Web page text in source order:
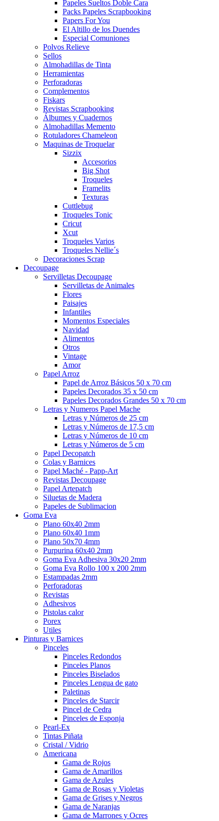
Papeles Sueltos Doble Cara
Packs Papeles Scrapbooking
Papers For You
El Altillo de los Duendes
Especial Comuniones
Polvos Relieve
Sellos
Almohadillas de Tinta
Herramientas
Perforadoras
Complementos
Fiskars
Revistas Scrapbooking
Álbumes y Cuadernos
Almohadillas Memento
Rotuladores Chameleon
Maquinas de Troquelar
Sizzix
Accesorios
Big Shot
Troqueles
Framelits
Texturas
Cuttlebug
Troqueles Tonic
Cricut
Xcut
Troqueles Varios
Troqueles Nellie´s
Decoraciones Scrap
Decoupage
Servilletas Decoupage
Servilletas de Animales
Flores
Paisajes
Infantiles
Momentos Especiales
Navidad
Alimentos
Otros
Vintage
Amor
Papel Arroz
Papel de Arroz Básicos 50 x 70 cm
Papeles Decorados 35 x 50 cm
Papeles Decorados Grandes 50 x 70 cm
Letras y Numeros Papel Mache
Letras y Números de 25 cm
Letras y Números de 17,5 cm
Letras y Números de 10 cm
Letras y Números de 5 cm
Papel Decopatch
Colas y Barnices
Papel Maché - Papp-Art
Revistas Decoupage
Papel Artepatch
Siluetas de Madera
Papeles de Sublimacion
Goma Eva
Plano 60x40 2mm
Plano 60x40 1mm
Plano 50x70 4mm
Purpurina 60x40 2mm
Goma Eva Adhesiva 30x20 2mm
Goma Eva Rollo 100 x 200 2mm
Estampadas 2mm
Perforadoras
Revistas
Adhesivos
Pistolas calor
Porex
Utiles
Pinturas y Barnices
Pinceles
Pinceles Redondos
Pinceles Planos
Pinceles Biselados
Pinceles Lengua de gato
Paletinas
Pinceles de Starcir
Pincel de Cedra
Pinceles de Esponja
Pearl-Ex
Tintas Piñata
Cristal / Vidrio
Americana
Gama de Rojos
Gama de Amarillos
Gama de Azules
Gama de Rosas y Violetas
Gama de Grises y Negros
Gama de Naranjas
Gama de Marrones y Ocres